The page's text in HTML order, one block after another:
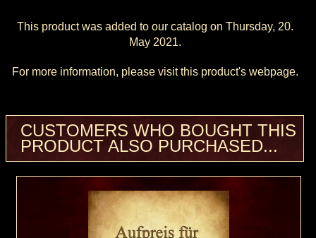
This product was added to our catalog on Thursday, 20.
May 2021.
For more information, please visit this product's webpage.
CUSTOMERS WHO BOUGHT THIS
PRODUCT ALSO PURCHASED...